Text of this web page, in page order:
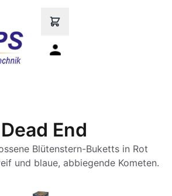
End
Blütenstern-Buketts in Rot